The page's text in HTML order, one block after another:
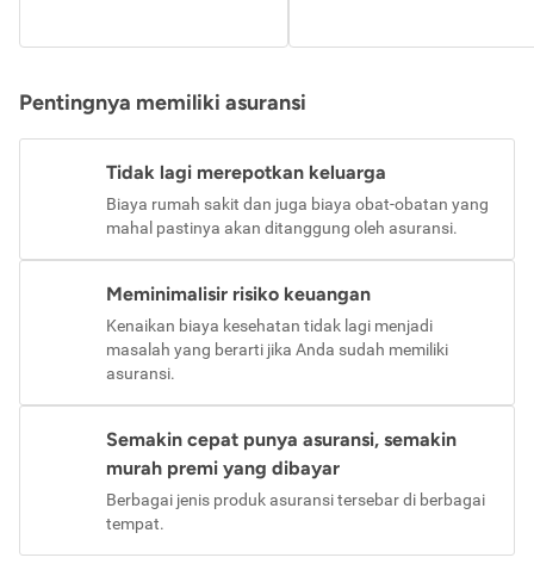
Pentingnya memiliki asuransi
Tidak lagi merepotkan keluarga
Biaya rumah sakit dan juga biaya obat-obatan yang
mahal pastinya akan ditanggung oleh asuransi.
Meminimalisir risiko keuangan
Kenaikan biaya kesehatan tidak lagi menjadi
masalah yang berarti jika Anda sudah memiliki
asuransi.
Semakin cepat punya asuransi, semakin
murah premi yang dibayar
Berbagai jenis produk asuransi tersebar di berbagai
tempat.